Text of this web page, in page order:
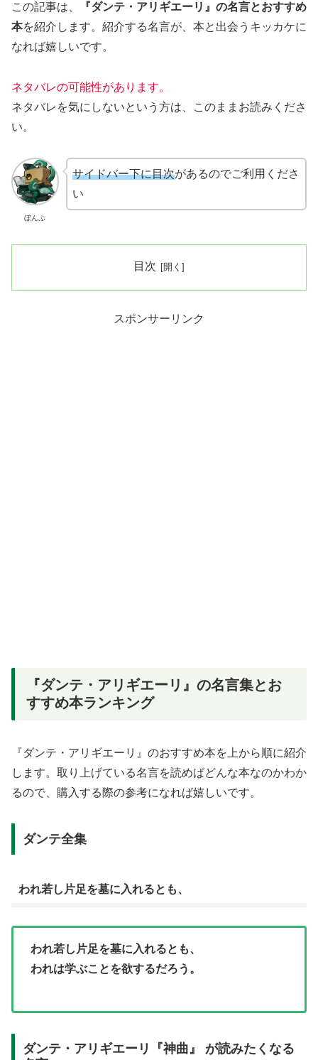
この記事は、
『ダンテ・アリギエーリ』の名言とおすすめ
本を紹介します。 紹介する名言が、本と出会うキッカケに
なれば嬉しいです。
ネタバレの可能性があります。
ネタバレを気にしないという方は、このままお読みくださ
い。
ぼんぷ
サイドバー下に目次があるのでご利用くださ
い
目次
スポンサーリンク
『ダンテ・アリギエーリ』の名言集とお
すすめ本ランキング
『ダンテ・アリギエーリ』のおすすめ本を上から順に紹介
します。取り上げている名言を読めばどんな本なのかわか
るので、購入する際の参考になれば嬉しいです。
ダンテ全集
われ若し片足を墓に入れるとも、
われ若し片足を墓に入れるとも、
われは学ぶことを欲するだろう。
ダンテ・アリギエーリ『神曲』 が読みたくなる